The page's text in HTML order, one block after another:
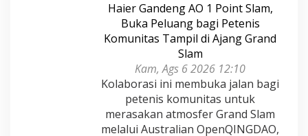
Haier Gandeng AO 1 Point Slam,
Buka Peluang bagi Petenis
Komunitas Tampil di Ajang Grand
Slam
Kam, Ags 6 2026 12:10
Kolaborasi ini membuka jalan bagi
petenis komunitas untuk
merasakan atmosfer Grand Slam
melalui Australian OpenQINGDAO,